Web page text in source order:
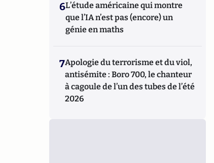
6L’étude américaine qui montre
que l’IA n’est pas (encore) un
génie en maths
7Apologie du terrorisme et du viol,
antisémite : Boro 700, le chanteur
à cagoule de l’un des tubes de l’été
2026